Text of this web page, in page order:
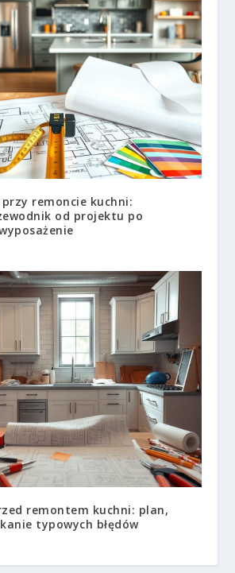
remoncie kuchni:
od projektu po
remontem kuchni: plan,
typowych błędów